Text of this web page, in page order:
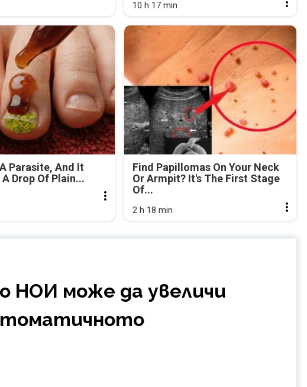
10 h 17 min
Parasite, And It
Drop Of Plain...
Find Papillomas On Your Neck
Or Armpit? It's The First Stage
Of...
2 h 18 min
НОИ може да увеличи